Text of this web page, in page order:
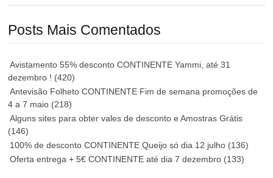
Posts Mais Comentados
Avistamento 55% desconto CONTINENTE Yammi, até 31
dezembro ! (420)
Antevisão Folheto CONTINENTE Fim de semana promoções de
4 a 7 maio (218)
Alguns sites para obter vales de desconto e Amostras Grátis
(146)
100% de desconto CONTINENTE Queijo só dia 12 julho (136)
Oferta entrega + 5€ CONTINENTE até dia 7 dezembro (133)